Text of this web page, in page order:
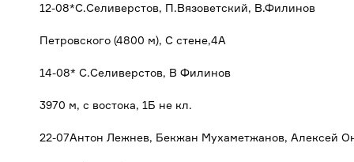
12-08*С.Селиверстов, П.Вязоветский, В.Филинов
Петровского (4800 м), С стене,4А
14-08* С.Селиверстов, В Филинов
3970 м, с востока, 1Б не кл.
22-07Антон Лежнев, Бекжан Мухаметжанов, Алексей